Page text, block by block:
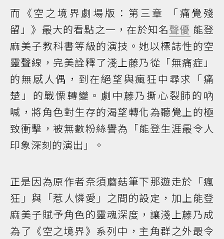
而《空之境界劇場版：第三章 「痛覺殘
留」》最大的看點之一，在於知名聲優 能登
麻美子教科書等級的演技。她以標誌性的空
靈聲線，完美詮釋了淺上藤乃從「無痛症」
的無感人偶，到在絕望與瘋狂中尋求「痛
楚」的戰慄轉變。劇中藤乃撕心裂肺的吶
喊，將角色對生存的渴望轉化為聽覺上的極
致衝擊，被無數粉絲譽為「能登生涯最令人
印象深刻的演出」。
正是因為原作者奈須蘑菇筆下那遊走於「瘋
狂」與「惹人憐愛」之間的設定，加上能登
麻美子賦予角色的靈魂深度，讓淺上藤乃成
為了《空之境界》系列中，主角群之外最令